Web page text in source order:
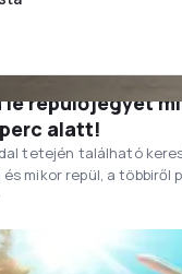
le repülőjegyét
alatt!
tetején található
mikor repül, a többiről